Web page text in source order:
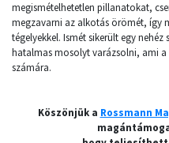
megismételhetetlen pillanatokat,
megzavarni az alkotás örömét, így
tégelyekkel. Ismét sikerült egy
hatalmas mosolyt varázsolni, ami
számára.
Köszönjük a Rossmann